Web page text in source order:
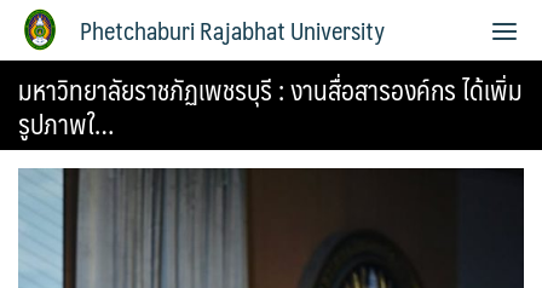
Phetchaburi Rajabhat University
มหาวิทยาลัยราชภัฏเพชรบุรี : งานสื่อสารองค์กร ได้เพิ่ม
รูปภาพใ…